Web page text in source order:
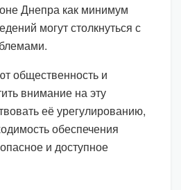
Днепра как минимум
могут столкнуться с
общественность и
внимание на эту
её урегулированию,
обеспечения
и доступное